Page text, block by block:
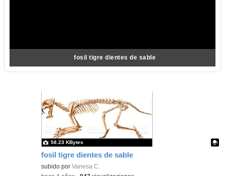
fosil tigre dientes de sable
fosil tigre dientes de sable
Contenido educativo.
subido porVanesa C.
58.23 KBytes